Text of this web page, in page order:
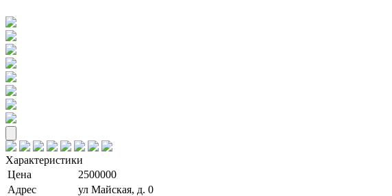
Характеристики
Цена
2500000
Адрес
ул Майская, д. 0